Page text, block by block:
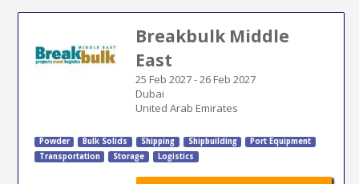
Breakbulk Middle
East
25 Feb 2027-26 Feb 2027
Dubai
United Arab Emirates
Powder Bulk Solids Shipping Shipbuilding
Port Equipment
Transportation
Storage Logistics